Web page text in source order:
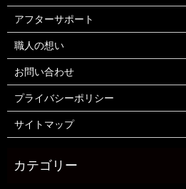
アフターサポート
職人の想い
お問い合わせ
プライバシーポリシー
サイトマップ